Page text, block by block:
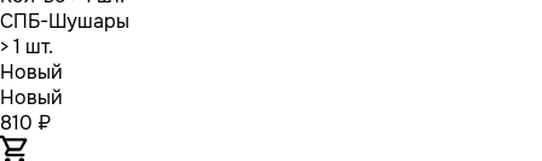
СПБ-Шушары
> 1 шт.
Новый
Новый
810 ₽